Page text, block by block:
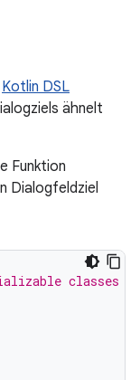
Kotlin DSL
ähnelt
Funktion
Dialogfeldziel
classes